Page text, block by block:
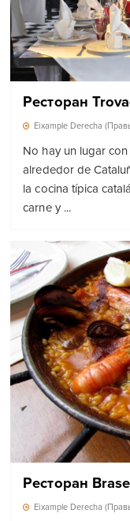
Ресторан
Eixample Derecha
No hay un lugar
alrededor de
la cocina típica
carne y ...
Ресторан
Eixample Derecha